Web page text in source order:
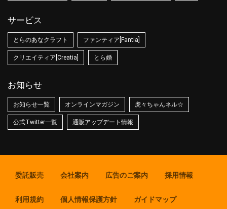
サービス
とらのあなクラフト ファンティア[Fantia]
クリエイティア[Creatia] とら婚
お知らせ
お知らせ一覧 オンラインマガジン 虎々ちゃんネル☆
公式Twitter一覧 通販アップデート情報
委託販売 会社案内 広告のご案内 採用情報
利用規約 個人情報保護方針 ガイドマップ